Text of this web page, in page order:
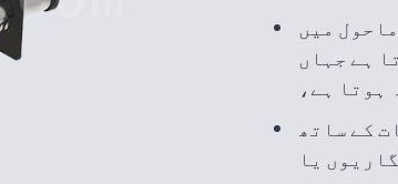
میں
ہے جہاں
ہوتا ہے،
یا دھول
سکتی ہے۔
کے ساتھ
یا